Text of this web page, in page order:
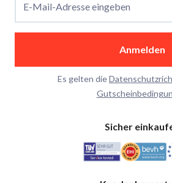
E-Mail-Adresse eingeben
Anmelden
Es gelten die
Sicher